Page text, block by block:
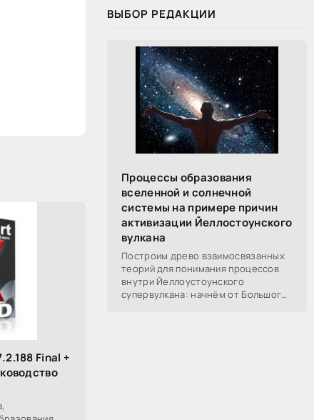
Final +
ВЫБОР РЕДАКЦИИ
Процессы образования
вселенной и солнечной
системы на примере причин
активизации Йеллостоунского
вулкана
Построим древо взаимосвязанных
теорий для понимания процессов
внутри Йеллоустоунского
супервулкана: начнём от Большого